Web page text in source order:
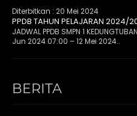
Diterbitkan : 20 Mei 2024
PPDB TAHUN PELAJARAN 2024/
JADWAL PPDB SMPN 1
Jun 2024 07:00 – 12 Mei 2024..
BERITA